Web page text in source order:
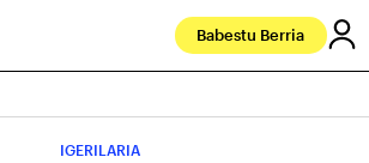
Babestu Berria
IGERILARIA